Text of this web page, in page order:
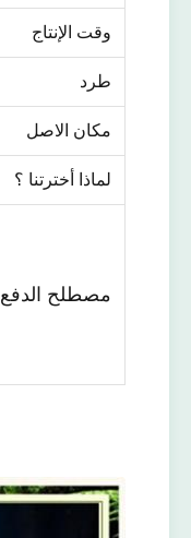
وقت الإنتاج
طرد
مكان الاصل
لماذا أخترتنا ؟
مصطلح الدفع